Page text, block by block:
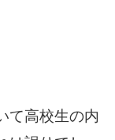
て高校生の内